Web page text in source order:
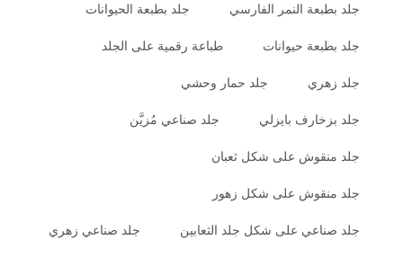
جلد بطبعة النمر الفارسي جلد بطبعة الحيوانات
جلد بطبعة حيوانات طباعة رقمية على الجلد
جلد زهري جلد حمار وحشي
جلد بزخارف بايزلي جلد صناعي مُزيَّن
جلد منقوش على شكل ثعبان
جلد منقوش على شكل زهور
جلد صناعي على شكل جلد الثعابين جلد صناعي زهري